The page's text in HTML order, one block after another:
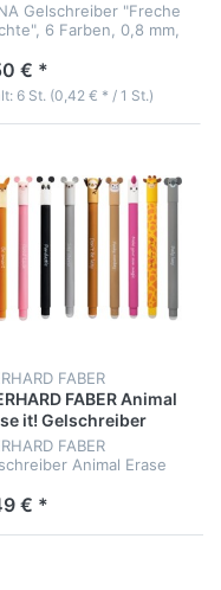
Gelschreiber "Freche
6 Farben, 0,8 mm,
€ *
6 St. (0,42 € * / 1 St.)
FABER
FABER Animal
it! Gelschreiber
FABER
Animal Erase
€ *